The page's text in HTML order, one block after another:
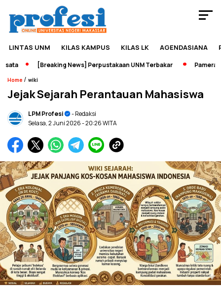
LINTAS UNM KILAS KAMPUS KILAS LK AGENDASIANA
[Breaking News] Perpustakaan UNM Terbakar Pameran
Home / wiki
Jejak Sejarah Perantauan Mahasiswa
LPM Profesi
- Redaksi
Selasa, 2 Juni 2026- 20:26 WITA